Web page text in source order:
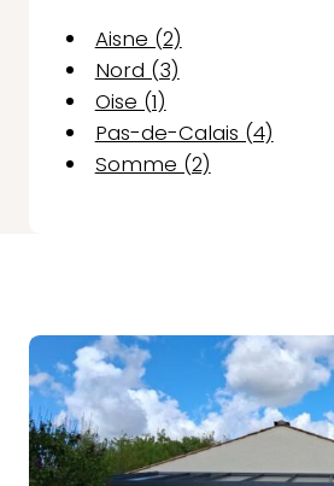
Aisne (2)
Nord (3)
Oise (1)
Pas-de-Calais (4)
Somme (2)